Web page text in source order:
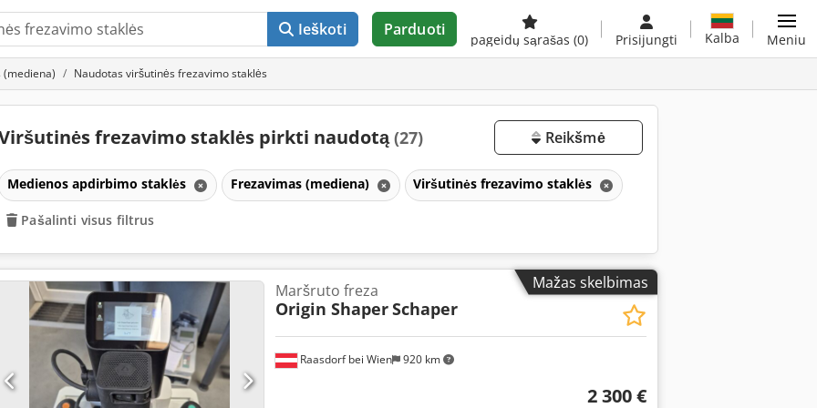
Ieškoti Parduoti
pageidų sąrašas (0) Prisijungti Kalba Meniu
(mediena) Naudotas viršutinės frezavimo staklės
frezavimo staklės pirkti naudotą(27) Reikšmė
Medienos apdirbimo staklės Frezavimas (mediena) Viršutinės frezavimo staklės
Pašalinti visus filtrus
Mažas skelbimas
Raasdorf bei Wien 920 km
Maršruto freza
Origin ShaperSchaper
2 300 €